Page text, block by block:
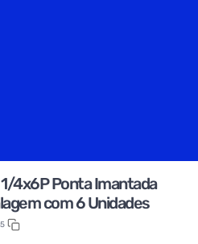
4x6P Ponta Imantada
com 6 Unidades